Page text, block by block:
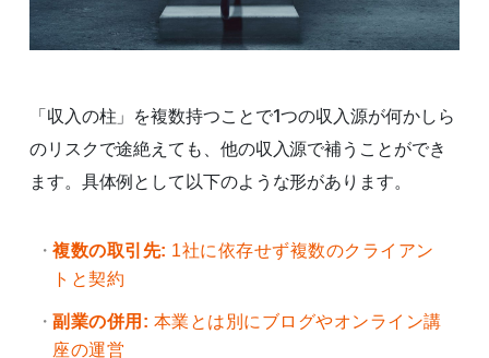
「収入の柱」を複数持つことで1つの収入源が何かしら
のリスクで途絶えても、他の収入源で補うことができ
ます。具体例として以下のような形があります。
複数の取引先: 1社に依存せず複数のクライアン
トと契約
副業の併用: 本業とは別にブログやオンライン講
座の運営